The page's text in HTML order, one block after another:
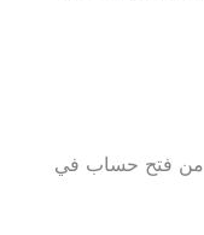
فتح حساب في